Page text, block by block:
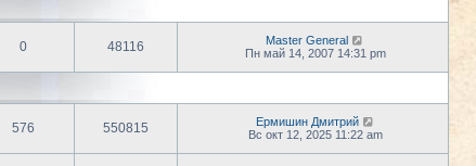
0 48116
Master General
Пн май 14, 2007 14:31 pm
576 550815
Ермишин Дмитрий
Вс окт 12, 2025 11:22 am